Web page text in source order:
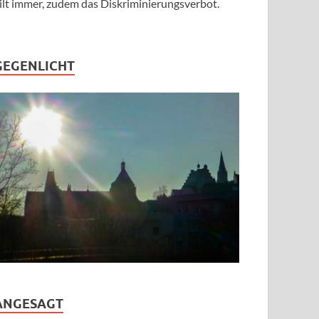
immer, zudem das Diskriminierungsverbot.